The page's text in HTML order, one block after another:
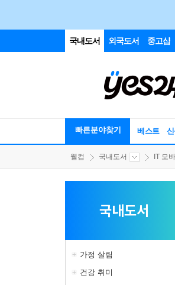
국내도서 외국도서 중고샵
빠른분야찾기 베스트
웰컴 국내도서 IT 모
국내도서
가정 살림
건강 취미